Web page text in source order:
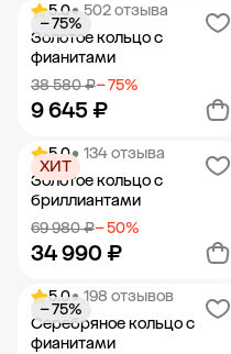
Добавить в корзину
5.0• 502 отзыва
Золотое кольцо с
фианитами
38 580 ₽− 75%
9 645 ₽
− 75%
Добавить в корзину
5.0• 134 отзыва
Золотое кольцо с
бриллиантами
69 980 ₽− 50%
34 990 ₽
ХИТ
Добавить в корзину
5.0• 198 отзывов
Серебряное кольцо с
фианитами
− 75%